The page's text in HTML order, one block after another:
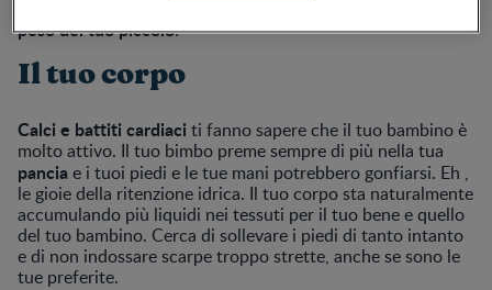
peso del tuo piccolo!
Il tuo corpo
Calci e battiti cardiaciti fanno sapere che il tuo bambino è
molto attivo. Il tuo bimbo preme sempre di più nella tua
panciae i tuoi piedi e le tue mani potrebbero gonfiarsi. Eh ,
le gioie della ritenzione idrica. Il tuo corpo sta naturalmente
accumulando più liquidi nei tessuti per il tuo bene e quello
del tuo bambino. Cerca di sollevare i piedi di tanto intanto
e di non indossare scarpe troppo strette, anche se sono le
tue preferite.